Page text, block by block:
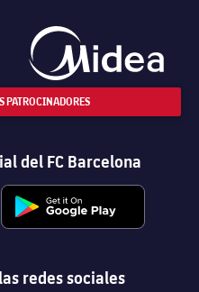
PATROCINADORES
del FC Barcelona
redes sociales